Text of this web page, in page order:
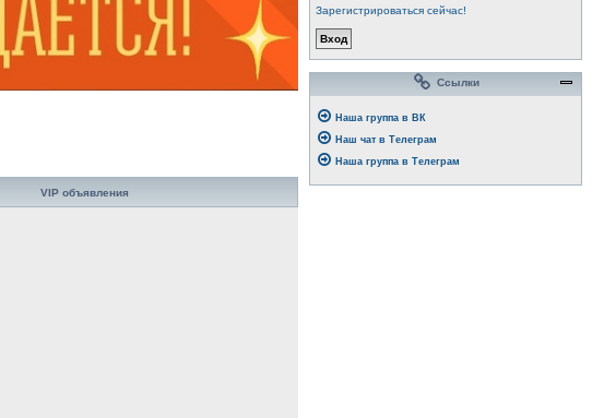
VIP объявления
Зарегистрироваться сейчас!
Ссылки
Наша группа в ВК
Наш чат в Телеграм
Наша группа в Телеграм